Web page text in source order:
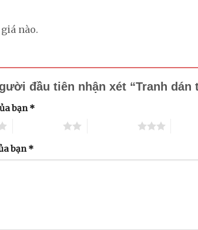
nào.
đầu tiên nhận xét “Tranh
bạn*
bạn*